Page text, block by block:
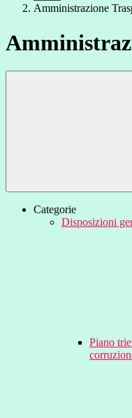
Amministrazione
Categorie
Disposizioni
Piano